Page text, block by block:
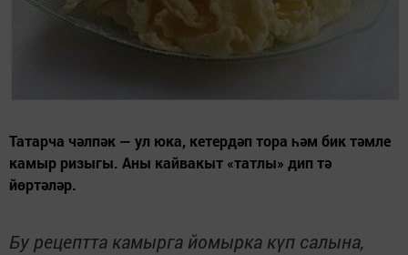
Татарча чәлпәк — ул юка, кетердәп тора һәм бик тәмле
камыр ризыгы. Аны кайвакыт «татлы» дип тә
йөртәләр.
Бу рецептта камырга йомырка күп салына,